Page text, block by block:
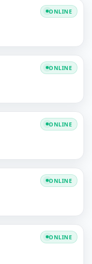
ONLINE
ONLINE
ONLINE
ONLINE
ONLINE